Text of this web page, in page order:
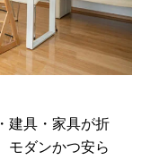
建具・家具が折
モダンかつ安ら